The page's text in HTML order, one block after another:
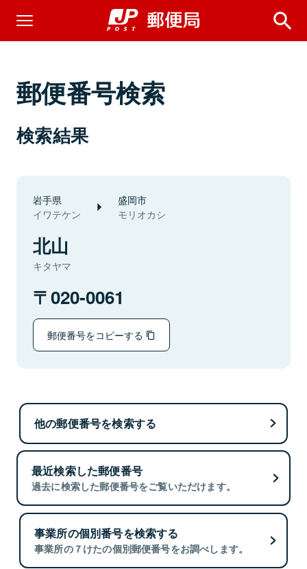
郵便番号検索
検索結果
岩手県
イワテケン
盛岡市
モリオカシ
北山
キタヤマ
020-0061
郵便番号をコピーする
他の郵便番号を検索する
最近検索した郵便番号
過去に検索した郵便番号をご覧いただけます。
事業所の個別番号を検索する
事業所の７けたの個別郵便番号をお調べします。